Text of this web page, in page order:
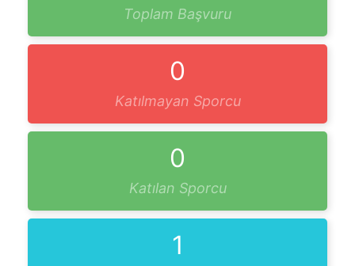
Toplam Başvuru
0
Katılmayan Sporcu
0
Katılan Sporcu
1